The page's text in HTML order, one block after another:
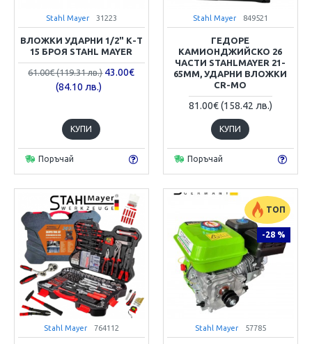
Stahl Mayer 31223
ВЛОЖКИ УДАРНИ 1/2" К-Т
15 БРОЯ STAHL MAYER
61.00€ (119.31 лв.) 43.00€
(84.10 лв.)
КУПИ
Поръчай
Stahl Mayer 849521
ГЕДОРЕ
КАМИОНДЖИЙСКО 26
ЧАСТИ STAHLMAYER 21-
65MM, УДАРНИ ВЛОЖКИ
CR-MO
81.00€ (158.42 лв.)
КУПИ
Поръчай
Stahl Mayer 764112
ТОП
-28 %
Stahl Mayer 57785